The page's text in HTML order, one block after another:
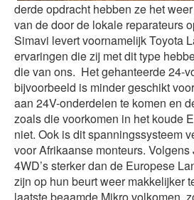
derde opdracht hebben ze het
van de door de lokale reparateurs
Simavi levert voornamelijk Toyota
ervaringen die zij met dit type
die van ons. Het gehanteerde 24-
bijvoorbeeld is minder geschikt
aan 24V-onderdelen te komen en
zoals die voorkomen in het koude
niet. Ook is dit spanningssysteem
voor Afrikaanse monteurs.
4WD’s sterker dan de Europese
zijn op hun beurt weer makkelijker